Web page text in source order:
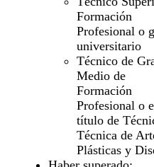
Formación
Profesional o
universitario
Técnico de
Medio de
Formación
Profesional o
título de
Técnica de
Plásticas y